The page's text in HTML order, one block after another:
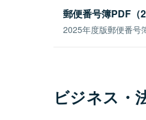
郵便番号簿PDF（
2025年度版郵便番号
ビジネス・